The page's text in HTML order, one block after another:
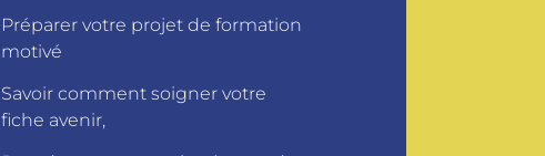
Préparer votre projet de formation
motivé
Savoir comment soigner votre
fiche avenir,